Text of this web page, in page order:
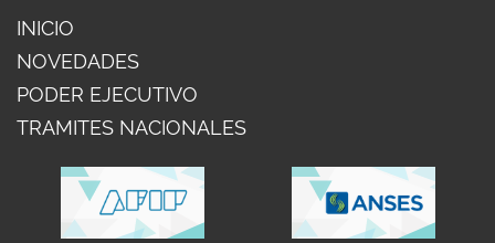
INICIO
NOVEDADES
PODER EJECUTIVO
TRAMITES NACIONALES